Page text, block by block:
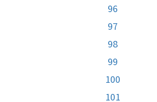
96
97
98
99
100
101